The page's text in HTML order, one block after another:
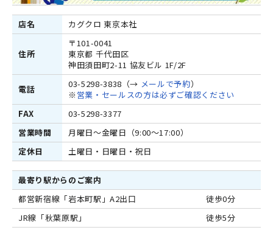
店名 カグクロ 東京本社
住所
〒101-0041
東京都 千代田区
神田須田町2-11 協友ビル 1F/2F
電話 03-5298-3838（→ メールで予約）
※ 営業・セールスの方は必ずご確認ください
FAX
03-5298-3377
営業時間
月曜日～金曜日（9:00～17:00）
定休日
土曜日・日曜日・祝日
最寄り駅からのご案内
都営新宿線「岩本町駅」A2出口
徒歩0分
JR線「秋葉原駅」
徒歩5分